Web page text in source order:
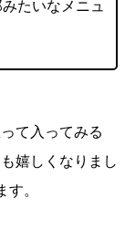
たいなメニュ
て入ってみる
嬉しくなりまし
。